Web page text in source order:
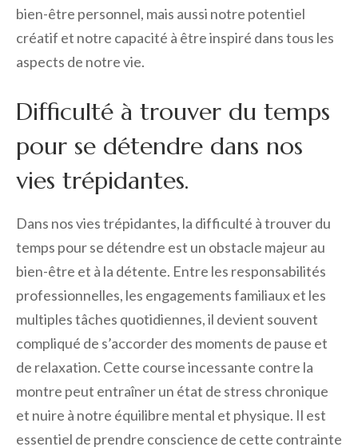
bien-être personnel, mais aussi notre potentiel
créatif et notre capacité à être inspiré dans tous les
aspects de notre vie.
Difficulté à trouver du temps
pour se détendre dans nos
vies trépidantes.
Dans nos vies trépidantes, la difficulté à trouver du
temps pour se détendre est un obstacle majeur au
bien-être et à la détente. Entre les responsabilités
professionnelles, les engagements familiaux et les
multiples tâches quotidiennes, il devient souvent
compliqué de s’accorder des moments de pause et
de relaxation. Cette course incessante contre la
montre peut entraîner un état de stress chronique
et nuire à notre équilibre mental et physique. Il est
essentiel de prendre conscience de cette contrainte